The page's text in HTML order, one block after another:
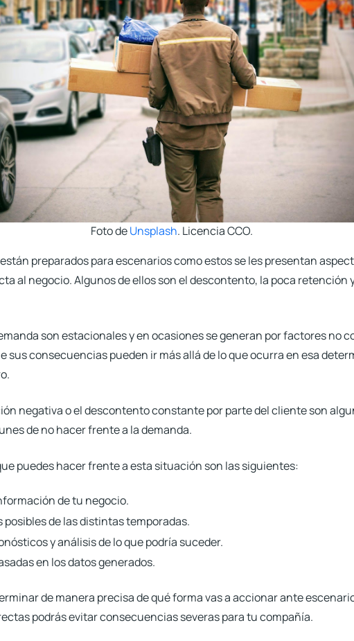
Foto deUnsplash. Licencia CCO.
preparados para escenarios como estos se les presentan
al negocio. Algunos de ellos son el descontento, la poca retención
son estacionales y en ocasionesse generan por factores no
sus consecuencias pueden ir más allá de lo que ocurra en esa
negativa o el descontento constante por parte del cliente son
de no hacer frente a la demanda.
puedes hacer frente a esta situación son las siguientes:
de tu negocio.
posibles de las distintas temporadas.
y análisis de lo que podría suceder.
en los datos generados.
de manera precisa de qué forma vas a accionar ante
podrás evitar consecuencias severas para tu compañía.